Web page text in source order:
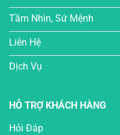
Tầm Nhìn, Sứ Mệnh
Liên Hệ
Dịch Vụ
HỖ TRỢ KHÁCH HÀNG
Hỏi Đáp